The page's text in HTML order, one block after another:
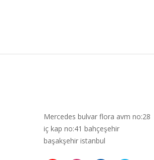
Mercedes bulvar flora avm no:28
iç kap no:41 bahçeşehir
başakşehir istanbul